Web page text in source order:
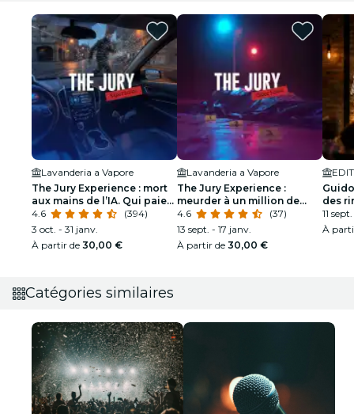
Lavanderia a Vapore
The Jury Experience : mort
aux mains de l’IA. Qui paie
le prix ?
4.6
(394)
3 oct. - 31 janv.
À partir de 30,00 €
Lavanderia a Vapore
The Jury Experience :
meurder à un million de
dollars ou réseau de
mensonges ?
4.6
(37)
13 sept. - 17 janv.
À partir de 30,00 €
des
11
À
Catégories similaires